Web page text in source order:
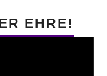
EHRE!